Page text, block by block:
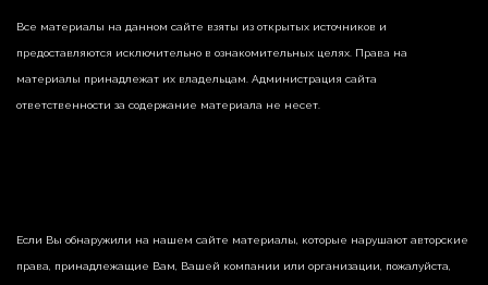
Все материалы на данном сайте взяты из открытых источников и
предоставляются исключительно в ознакомительных целях. Права на
материалы принадлежат их владельцам. Администрация сайта
ответственности за содержание материала не несет.
Если Вы обнаружили на нашем сайте материалы, которые нарушают авторские
права, принадлежащие Вам, Вашей компании или организации, пожалуйста,